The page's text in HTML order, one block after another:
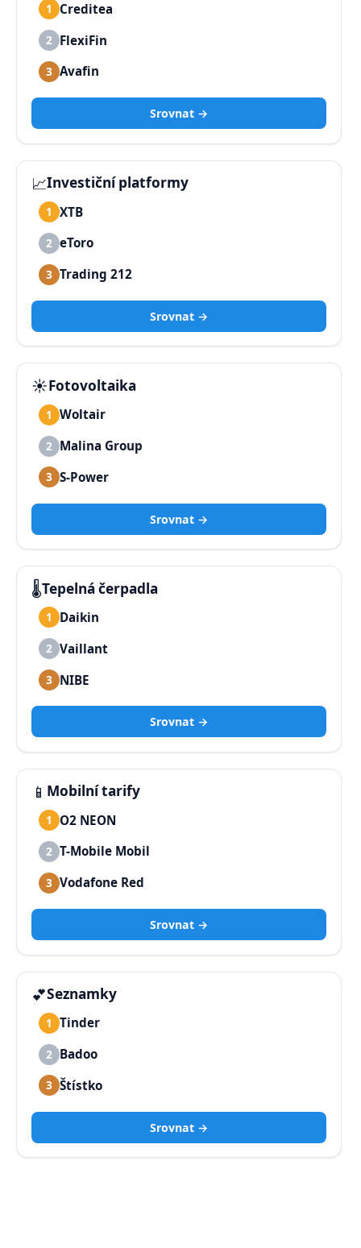
1 Creditea
2 FlexiFin
3 Avafin
Srovnat →
📈Investiční platformy
1 XTB
2 eToro
3 Trading 212
Srovnat →
☀️Fotovoltaika
1 Woltair
2 Malina Group
3 S-Power
Srovnat →
🌡️Tepelná čerpadla
1 Daikin
2 Vaillant
3 NIBE
Srovnat →
📱 Mobilní tarify
1 O2 NEON
2 T-Mobile Mobil
3 Vodafone Red
Srovnat →
💕Seznamky
1 Tinder
2 Badoo
3 Štístko
Srovnat →